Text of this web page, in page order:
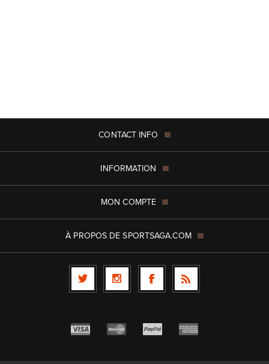
CONTACT INFO
INFORMATION
MON COMPTE
À PROPOS DE SPORTSAGA.COM